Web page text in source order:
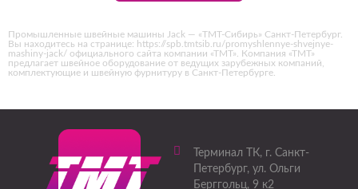
Промышленные швейные машины Jack — «ТМТ-Сибирь» Санкт-Петербург.
Вы находитесь на странице: https://spb.tmtsib.ru/promyshlennye-shvejnye-
mashiny-jack/ официального сайта компании «ТМТ». Компания «ТМТ»
предлагает швейное оборудование от ведущих зарубежных компаний,
комплектующие и швейную фурнитуру в Санкт-Петербурге.
Терминал ТК, г. Санкт-
Петербург, ул. Ольги
Берггольц, 9 к2